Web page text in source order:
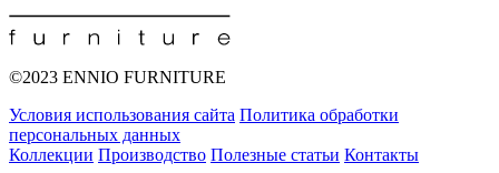
©2023 ENNIO FURNITURE
Условия использования сайта Политика обработки
персональных данных
Коллекции Производство Полезные статьи Контакты